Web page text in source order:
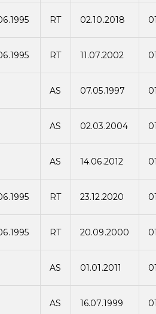
RT 02.10.2018
RT 11.07.2002
AS 07.05.1997
AS 02.03.2004
AS 14.06.2012
RT 23.12.2020
RT 20.09.2000
AS 01.01.2011
AS 16.07.1999